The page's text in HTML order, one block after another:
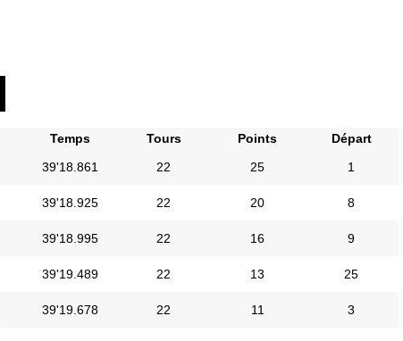
Temps Tours Points
Départ
39'18.861 22 25 1
39'18.925 22 20 8
39'18.995 22 16 9
39'19.489 22 13 25
39'19.678 22 11 3